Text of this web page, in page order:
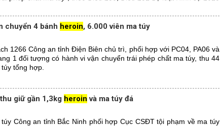
chuyển 4 bánh heroin, 6.000 viên ma túy
1266 Công an tỉnh Điện Biên chủ trì, phối hợp với PC04, PA06 và
1 đối tượng có hành vi vận chuyển trái phép chất ma túy, thu 44
tổng hợp.
giữ gần 1,3kg heroin và ma túy đá
Công an tỉnh Bắc Ninh phối hợp Cục CSĐT tội phạm về ma túy